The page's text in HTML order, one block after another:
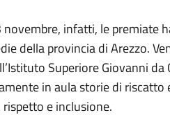
infatti, le premiate
della provincia di Arezzo.
Superiore Giovanni da
in aula storie di riscatto
e inclusione.